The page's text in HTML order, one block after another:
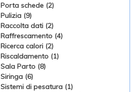
Porta schede (2)
Pulizia (9)
Raccolta dati (2)
Raffrescamento (4)
Ricerca calori (2)
Riscaldamento (1)
Sala Parto (8)
Siringa (6)
Sistemi di pesatura (1)